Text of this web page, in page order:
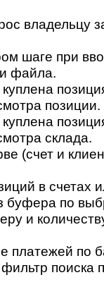
владельцу
шаге при
файла.
позиции.
склада.
(счет и
в счетах
по
и
платежей по
поиска